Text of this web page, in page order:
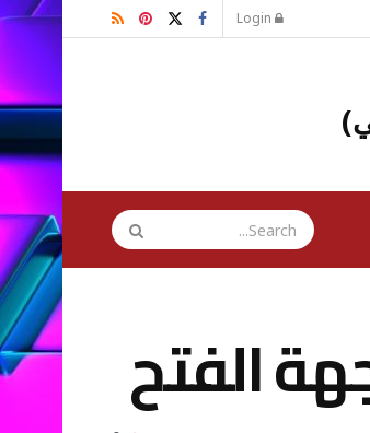
الفتح